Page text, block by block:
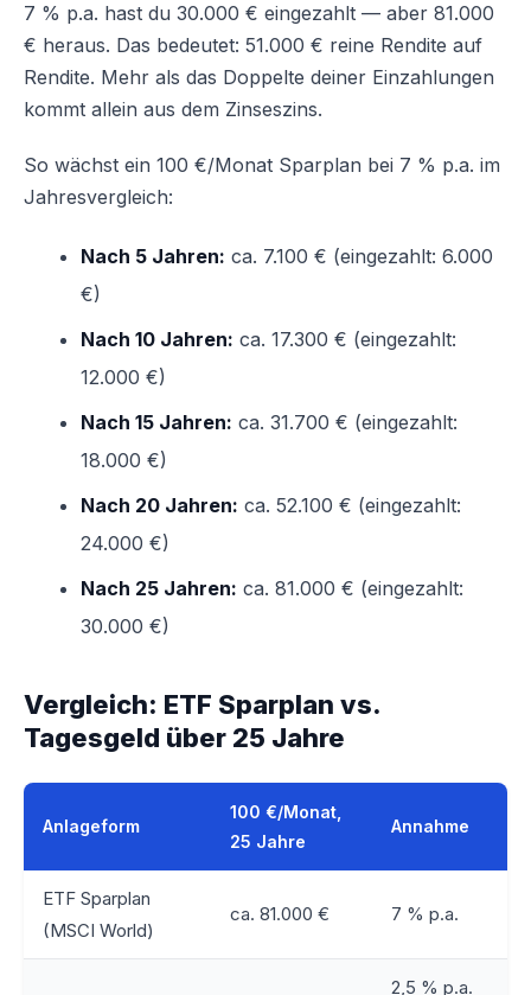
7 % p.a. hast du 30.000 € eingezahlt — aber 81.000
€ heraus. Das bedeutet: 51.000 € reine Rendite auf
Rendite. Mehr als das Doppelte deiner Einzahlungen
kommt allein aus dem Zinseszins.
So wächst ein 100 €/Monat Sparplan bei 7 % p.a. im
Jahresvergleich:
Nach 5 Jahren: ca. 7.100 € (eingezahlt: 6.000
€)
Nach 10 Jahren: ca. 17.300 € (eingezahlt:
12.000 €)
Nach 15 Jahren: ca. 31.700 € (eingezahlt:
18.000 €)
Nach 20 Jahren: ca. 52.100 € (eingezahlt:
24.000 €)
Nach 25 Jahren: ca. 81.000 € (eingezahlt:
30.000 €)
Vergleich: ETF Sparplan vs.
Tagesgeld über 25 Jahre
Anlageform
100 €/Monat,
25 Jahre
Annahme
ETF Sparplan
(MSCI World)
ca. 81.000 € 7 % p.a.
2,5 % p.a.